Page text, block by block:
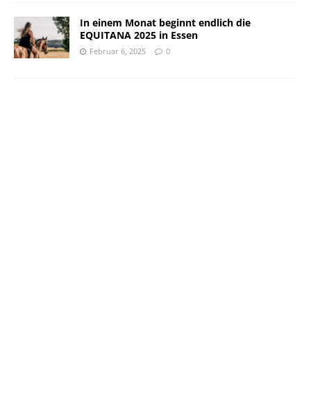
In einem Monat beginnt endlich die
EQUITANA 2025 in Essen
Februar 6, 2025 0